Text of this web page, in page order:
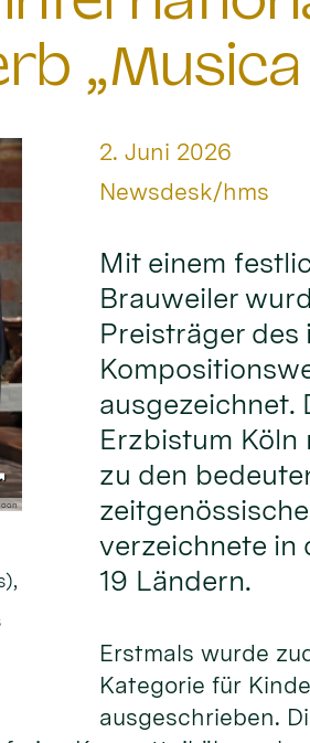
„Musica
Datum:
2. Juni 2026
Von:
Newsdesk/hms
Mit einem
Brauweiler
Preisträger
ausgezeichnet.
Erzbistum
zu den
verzeichnete in
19 Ländern.
Erstmals wurde
Kategorie für
ausgeschrieben.